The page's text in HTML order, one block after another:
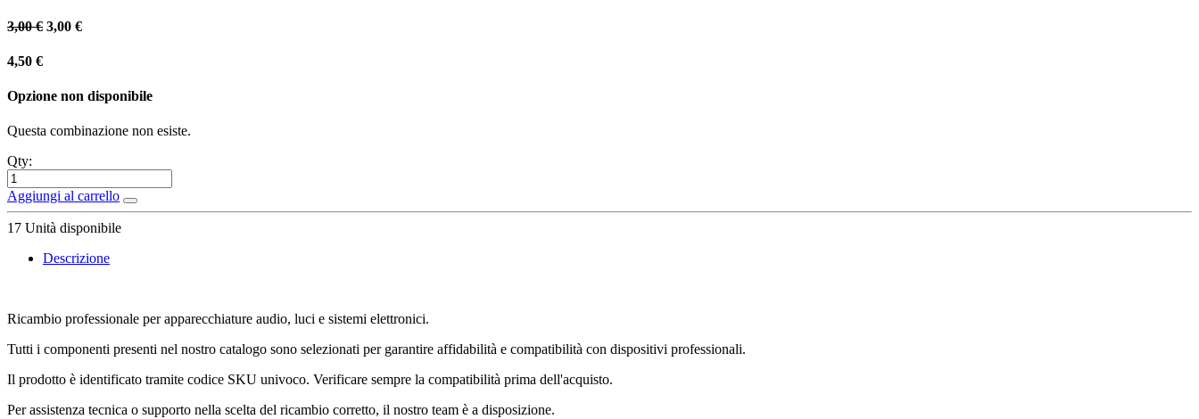
3,00€ 3,00 €
4,50 €
Opzione non disponibile
Questa combinazione non esiste.
Qty:
Aggiungi al carrello
17 Unità disponibile
Descrizione
Ricambio professionale per apparecchiature audio, luci e sistemi elettronici.
Tutti i componenti presenti nel nostro catalogo sono selezionati per garantire affidabilità e compatibilità con dispositivi professionali.
Il prodotto è identificato tramite codice SKU univoco. Verificare sempre la compatibilità prima dell'acquisto.
Per assistenza tecnica o supporto nella scelta del ricambio corretto, il nostro team è a disposizione.